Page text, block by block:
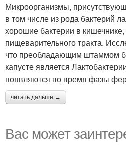
Микроорганизмы,
в том числе из рода бактерий
хорошие бактерии в
пищеварительного тракта.
что преобладающим штаммом
капусте является
появляются во время фазы
читать дальше →
Вас может